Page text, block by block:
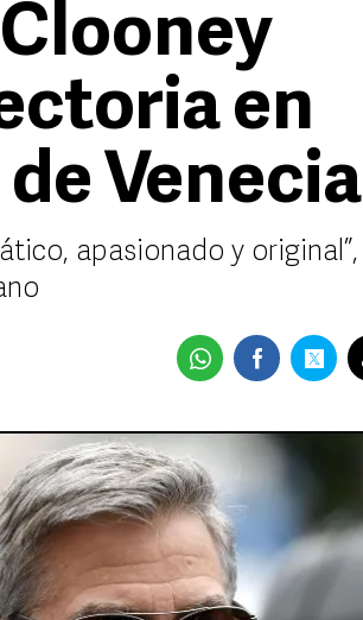
en
Venecia
apasionado y original”,